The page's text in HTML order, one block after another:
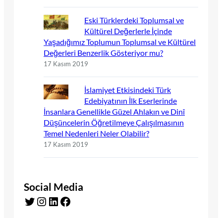
Eski Türklerdeki Toplumsal ve
Kültürel Değerlerle İçinde
Yaşadığımız Toplumun Toplumsal ve Kültürel
Değerleri Benzerlik Gösteriyor mu?
17 Kasım 2019
İslamiyet Etkisindeki Türk
Edebiyatının İlk Eserlerinde
İnsanlara Genellikle Güzel Ahlakın ve Dinî
Düşüncelerin Öğretilmeye Çalışılmasının
Temel Nedenleri Neler Olabilir?
17 Kasım 2019
Social Media
Twitter Instagram LinkedIn Facebook